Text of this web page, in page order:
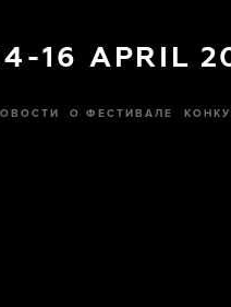
16 APRIL
О ФЕСТИВАЛЕ